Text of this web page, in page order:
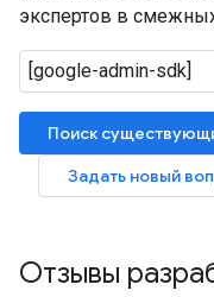
экспертов в
Поиск
Задать новый
Отзывы